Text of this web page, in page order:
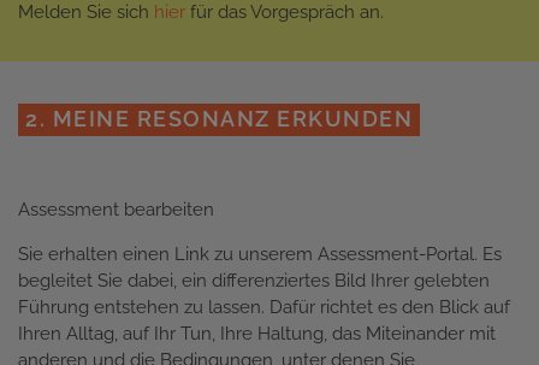
Melden Sie sich hier für das Vorgespräch an.
2. MEINE RESONANZ ERKUNDEN
Assessment bearbeiten
Sie erhalten einen Link zu unserem Assessment-Portal. Es
begleitet Sie dabei, ein differenziertes Bild Ihrer gelebten
Führung entstehen zu lassen. Dafür richtet es den Blick auf
Ihren Alltag, auf Ihr Tun, Ihre Haltung, das Miteinander mit
anderen und die Bedingungen, unter denen Sie